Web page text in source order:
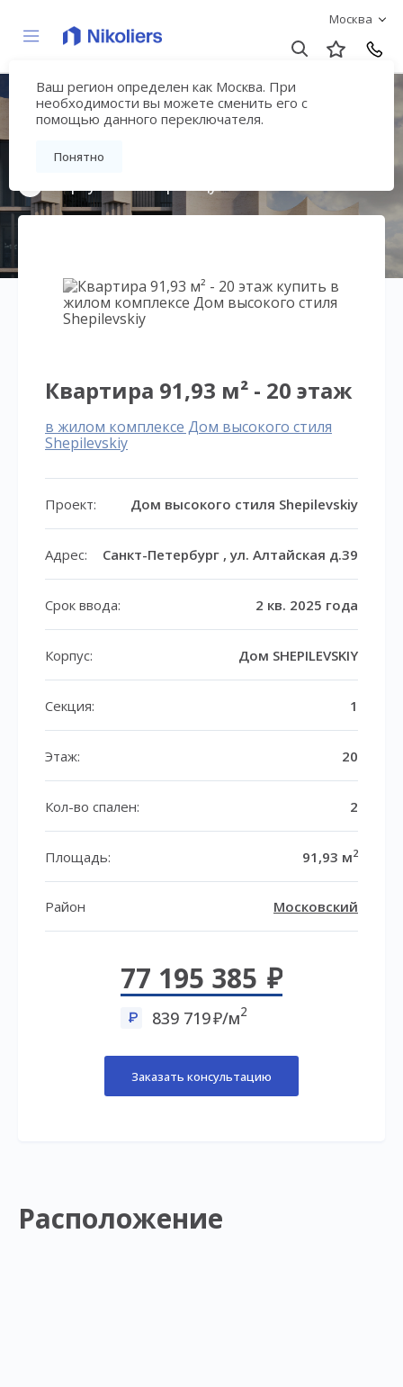
Москва
Ваш регион определен как Москва. При
необходимости вы можете сменить его с
помощью данного переключателя.
Понятно
Дом высокого стиля
Shepilevskiy
Квартира 91,93 м² - 20 этаж
в жилом комплексе Дом высокого стиля
Shepilevskiy
Проект: Дом высокого стиля Shepilevskiy
Адрес: Санкт-Петербург , ул. Алтайская д.39
Срок ввода: 2 кв. 2025 года
Корпус: Дом SHEPILEVSKIY
Секция: 1
Этаж: 20
Кол-во спален: 2
Площадь: 91,93 м2
Район Московский
77 195 385
839 719 /м2
Заказать консультацию
Расположение